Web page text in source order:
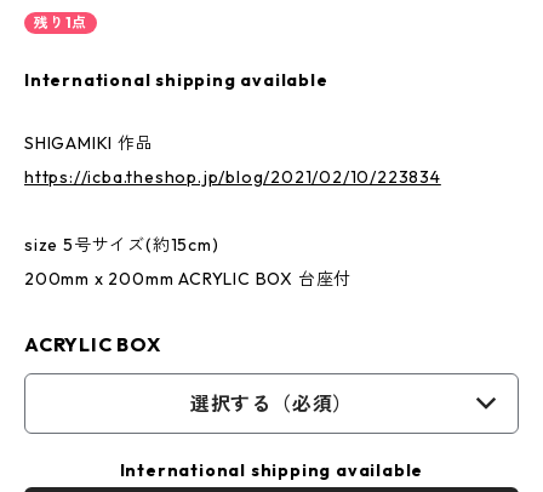
残り1点
International shipping available
SHIGAMIKI 作品
https://icba.theshop.jp/blog/2021/02/10/223834
size 5号サイズ(約15cm)
200mm x 200mm ACRYLIC BOX 台座付
ACRYLIC BOX
選択する（必須）
International shipping available